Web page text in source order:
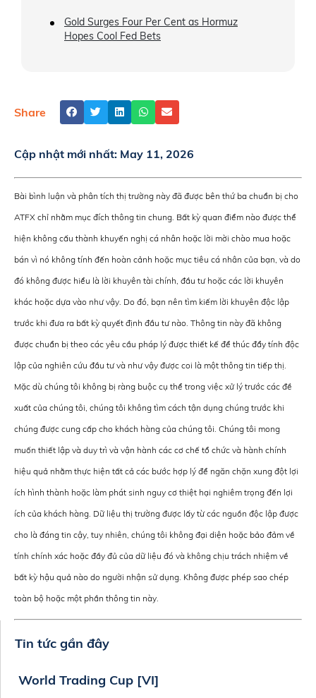
Gold Surges Four Per Cent as Hormuz
Hopes Cool Fed Bets
Share
Cập nhật mới nhất: May 11, 2026
Bài bình luận và phân tích thị trường này đã được bên thứ ba chuẩn bị cho
ATFX chỉ nhằm mục đích thông tin chung. Bất kỳ quan điểm nào được thể
hiện không cấu thành khuyến nghị cá nhân hoặc lời mời chào mua hoặc
bán vì nó không tính đến hoàn cảnh hoặc mục tiêu cá nhân của bạn, và do
đó không được hiểu là lời khuyên tài chính, đầu tư hoặc các lời khuyên
khác hoặc dựa vào như vậy. Do đó, bạn nên tìm kiếm lời khuyên độc lập
trước khi đưa ra bất kỳ quyết định đầu tư nào. Thông tin này đã không
được chuẩn bị theo các yêu cầu pháp lý được thiết kế để thúc đẩy tính độc
lập của nghiên cứu đầu tư và như vậy được coi là một thông tin tiếp thị.
Mặc dù chúng tôi không bị ràng buộc cụ thể trong việc xử lý trước các đề
xuất của chúng tôi, chúng tôi không tìm cách tận dụng chúng trước khi
chúng được cung cấp cho khách hàng của chúng tôi. Chúng tôi mong
muốn thiết lập và duy trì và vận hành các cơ chế tổ chức và hành chính
hiệu quả nhằm thực hiện tất cả các bước hợp lý để ngăn chặn xung đột lợi
ích hình thành hoặc làm phát sinh nguy cơ thiệt hại nghiêm trọng đến lợi
ích của khách hàng. Dữ liệu thị trường được lấy từ các nguồn độc lập được
cho là đáng tin cậy, tuy nhiên, chúng tôi không đại diện hoặc bảo đảm về
tính chính xác hoặc đầy đủ của dữ liệu đó và không chịu trách nhiệm về
bất kỳ hậu quả nào do người nhận sử dụng. Không được phép sao chép
toàn bộ hoặc một phần thông tin này.
Tin tức gần đây
World Trading Cup [VI]